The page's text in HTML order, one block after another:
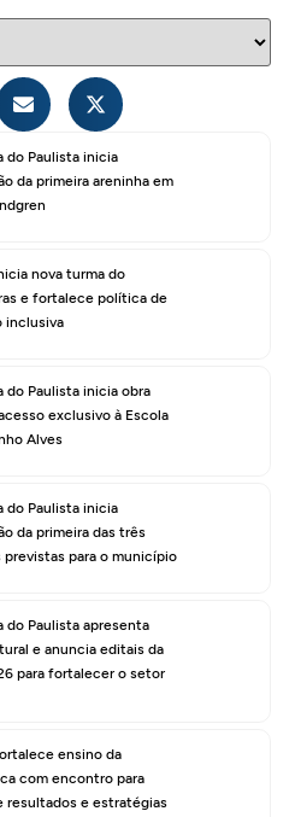
do Paulista inicia
da primeira areninha em
nova turma do
e fortalece política de
inclusiva
do Paulista inicia obra
exclusivo à Escola
Alves
do Paulista inicia
da primeira das três
previstas para o município
do Paulista apresenta
e anuncia editais da
para fortalecer o setor
ensino da
com encontro para
resultados e estratégias